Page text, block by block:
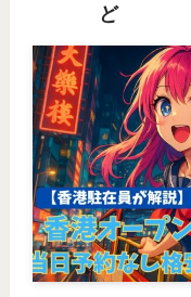
ど